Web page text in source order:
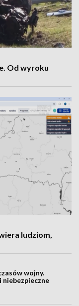
Od wyroku
ludziom,
wojny.
niebezpieczne